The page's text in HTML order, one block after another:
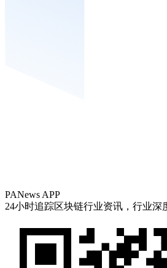
PANews APP
24小时追踪区块链行业资讯，行业深